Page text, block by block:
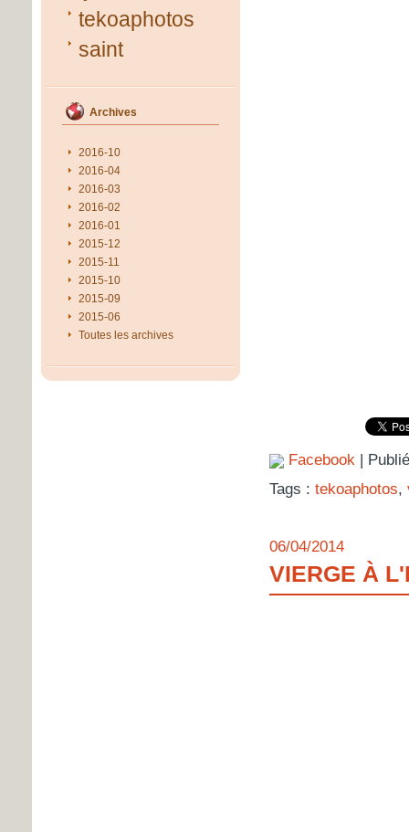
tekoaphotos
saint
Archives
2016-10
2016-04
2016-03
2016-02
2016-01
2015-12
2015-11
2015-10
2015-09
2015-06
Toutes les archives
Facebook|
Tags : tekoaphotos,
06/04/2014
VIERGE À